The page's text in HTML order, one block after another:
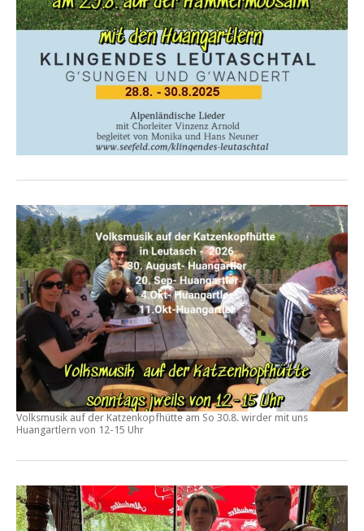
Volksmusik auf der Katzenkopfhütte am So 30.8. wirder mit uns
Huangartlern von 12-15 Uhr